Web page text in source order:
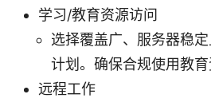
学习/教育资源访问
选择覆盖广、服务器稳
计划。确保合规使用教育
远程工作